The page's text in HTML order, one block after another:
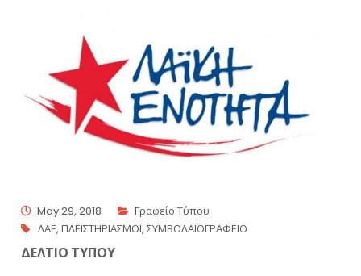
May 29, 2018
Γραφείο Τύπου
ΛΑΕ,ΠΛΕΙΣΤΗΡΙΑΣΜΟΙ,ΣΥΜΒΟΛΑΙΟΓΡΑΦΕΙΟ
ΔΕΛΤΙΟ ΤΥΠΟΥ